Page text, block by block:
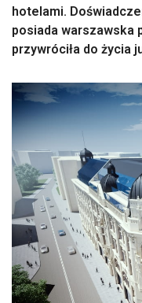
hotelami.
posiada warszawska
przywróciła do życia